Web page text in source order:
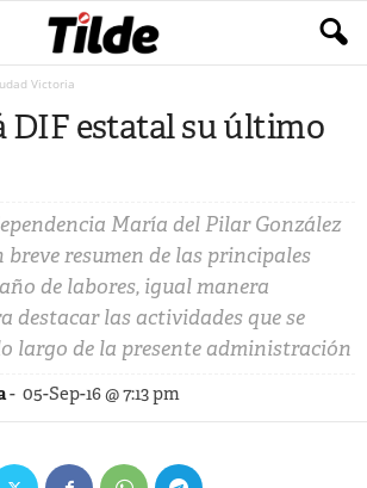
Victoria
DIF estatal su último
María del Pilar González
breve resumen de las principales
de labores, igual manera
destacar las actividades que se
largo de la presente administración
- 05-Sep-16 @ 7:13 pm